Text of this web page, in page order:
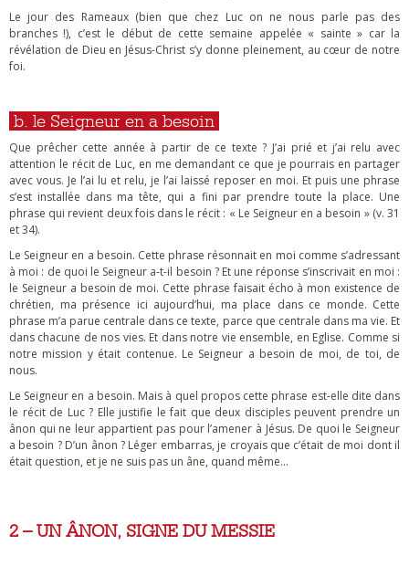
Le jour des Rameaux (bien que chez Luc on ne nous parle pas des
branches !), c’est le début de cette semaine appelée « sainte » car la
révélation de Dieu en Jésus-Christ s’y donne pleinement, au cœur de notre
foi.
b. le Seigneur en a besoin
Que prêcher cette année à partir de ce texte ? J’ai prié et j’ai relu avec
attention le récit de Luc, en me demandant ce que je pourrais en partager
avec vous. Je l’ai lu et relu, je l’ai laissé reposer en moi. Et puis une phrase
s’est installée dans ma tête, qui a fini par prendre toute la place. Une
phrase qui revient deux fois dans le récit : « Le Seigneur en a besoin » (v. 31
et 34).
Le Seigneur en a besoin. Cette phrase résonnait en moi comme s’adressant
à moi : de quoi le Seigneur a-t-il besoin ? Et une réponse s’inscrivait en moi :
le Seigneur a besoin de moi. Cette phrase faisait écho à mon existence de
chrétien, ma présence ici aujourd’hui, ma place dans ce monde. Cette
phrase m’a parue centrale dans ce texte, parce que centrale dans ma vie. Et
dans chacune de nos vies. Et dans notre vie ensemble, en Eglise. Comme si
notre mission y était contenue. Le Seigneur a besoin de moi, de toi, de
nous.
Le Seigneur en a besoin. Mais à quel propos cette phrase est-elle dite dans
le récit de Luc ? Elle justifie le fait que deux disciples peuvent prendre un
ânon qui ne leur appartient pas pour l’amener à Jésus. De quoi le Seigneur
a besoin ? D’un ânon ? Léger embarras, je croyais que c’était de moi dont il
était question, et je ne suis pas un âne, quand même…
2 – UN ÂNON, SIGNE DU MESSIE